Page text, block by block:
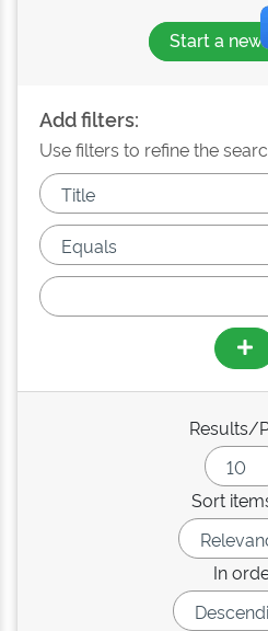
Start a new
Add filters:
Use filters to refine the
Results/
Sort
In